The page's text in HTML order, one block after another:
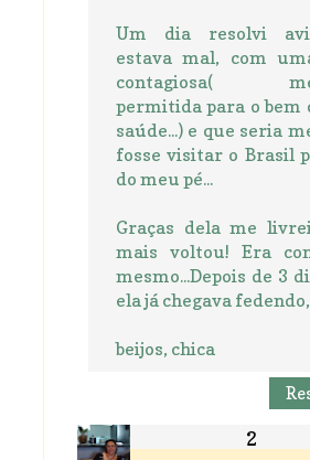
Um dia resolvi
estava mal, com
contagiosa(
permitida para o bem
saúde...) e que seria
fosse visitar o Brasil
do meu pé...
Graças dela me
mais voltou! Era
mesmo...Depois de 3
ela já chegava
beijos, chica